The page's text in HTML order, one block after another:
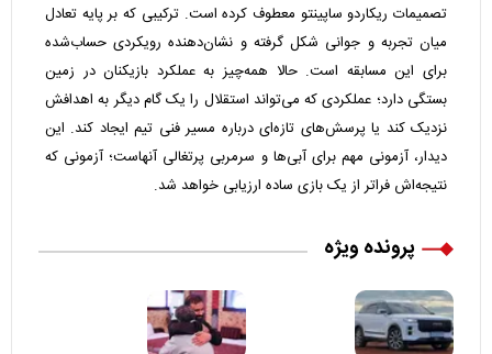
تصمیمات ریکاردو ساپینتو معطوف کرده است. ترکیبی که بر پایه تعادل
میان تجربه و جوانی شکل گرفته و نشان‌دهنده رویکردی حساب‌شده
برای این مسابقه است. حالا همه‌چیز به عملکرد بازیکنان در زمین
بستگی دارد؛ عملکردی که می‌تواند استقلال را یک گام دیگر به اهدافش
نزدیک کند یا پرسش‌های تازه‌ای درباره مسیر فنی تیم ایجاد کند. این
دیدار، آزمونی مهم برای آبی‌ها و سرمربی پرتغالی آنهاست؛ آزمونی که
نتیجه‌اش فراتر از یک بازی ساده ارزیابی خواهد شد.
پرونده ویژه